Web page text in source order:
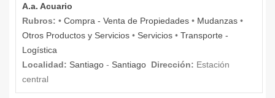
A.a. Acuario
Rubros: • Compra - Venta de Propiedades • Mudanzas •
Otros Productos y Servicios • Servicios • Transporte -
Logística
Localidad: Santiago - Santiago Dirección: Estación
central